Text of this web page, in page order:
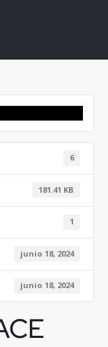
6
181.41 KB
1
junio 18, 2024
junio 18, 2024